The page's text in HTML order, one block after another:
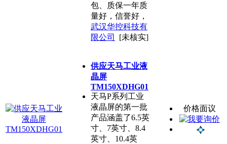
包、质保一年质
量好，信誉好，
武汉华控科技有
限公司
[未核实]
供应天马工业液
晶屏
TM150XDHG01
天马P系列工业
液晶屏的第一批
产品涵盖了6.5英
寸、7英寸、8.4
英寸、10.4英
价格面议